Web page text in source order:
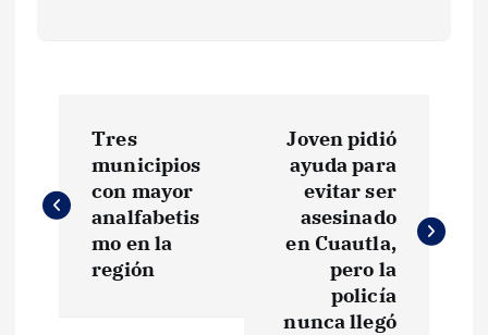
v
Tres
municipios
con mayor
analfabetis
mo en la
región
Joven pidió
ayuda para
evitar ser
asesinado
en Cuautla,
pero la
policía
nunca llegó